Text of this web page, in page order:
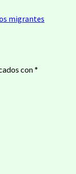
migrantes
con*